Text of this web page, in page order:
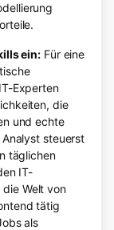
ein: Für eine
Experten
die
und echte
steuerst
täglichen
IT-
Welt von
tätig
als